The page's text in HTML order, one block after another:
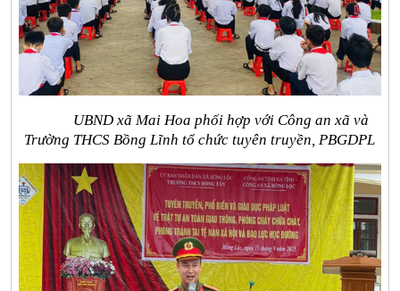
UBND xã Mai Hoa phối hợp với Công an xã và
Trường THCS Bồng Lĩnh tổ chức tuyên truyền, PBGDPL